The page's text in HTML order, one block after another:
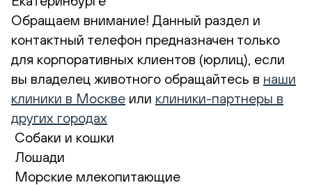
Обращаем внимание! Данный раздел и
контактный телефон предназначен только
для корпоративных клиентов (юрлиц), если
вы владелец животного обращайтесь в наши
клиники в Москве или клиники-партнеры в
других городах
Собаки и кошки
Лошади
Морские млекопитающие